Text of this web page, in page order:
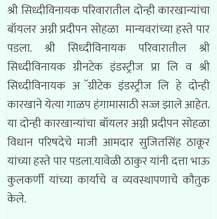
श्री सिध्दीविनायक परिवारातील दोन्ही कारखान्यांचा
बॉयलर अग्नी प्रदीपन सोहळा मान्यवरांच्या हस्ते पार
पडला. श्री सिध्दीविनायक परिवारातील श्री
सिध्दीविनायक ग्रीनटेक इंडस्ट्रीज प्रा लि व श्री
सिध्दीविनायक अॅग्रीटेक इंडस्ट्रीज लि हे दोन्ही
कारखाने येत्या गाळप हंगामासाठी सज्ज झाले आहेत.
या दोन्ही कारखान्यांचा बॉयलर अग्नी प्रदीपन सोहळा
विधान परिषदेचे माजी आमदार सुजितसिंह ठाकूर
यांच्या हस्ते पार पडला.यावेळी ठाकुर यांनी दत्ता भाऊ
कुलकर्णी यांच्या कार्याचे व व्यवस्थापणाचे कौतुक
केले.